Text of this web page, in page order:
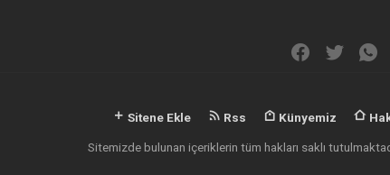
Sitene Ekle Rss Künyemiz
Sitemizde bulunan içeriklerin tüm hakları saklı